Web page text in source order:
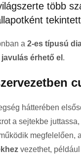
több
a 2-es típusú
érhető el .
hátterében
a sejtekbe
megfelelően, a
vezethet, például